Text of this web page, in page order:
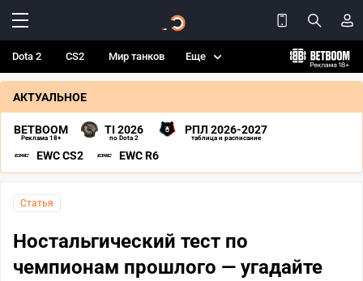
Dota 2 CS2 Мир танков Еще
АКТУАЛЬНОЕ
BETBOOM
Реклама 18+
TI 2026
по Dota 2
РПЛ 2026-2027
таблица и расписание
EWC CS2 EWC R6
Статья
Ностальгический тест по
чемпионам прошлого — угадайте